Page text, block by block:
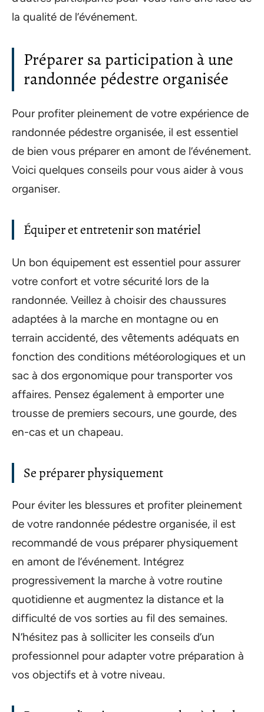
la qualité de l’événement.
Préparer sa participation à une
randonnée pédestre organisée
Pour profiter pleinement de votre expérience de
randonnée pédestre organisée, il est essentiel
de bien vous préparer en amont de l’événement.
Voici quelques conseils pour vous aider à vous
organiser.
Équiper et entretenir son matériel
Un bon équipement est essentiel pour assurer
votre confort et votre sécurité lors de la
randonnée. Veillez à choisir des chaussures
adaptées à la marche en montagne ou en
terrain accidenté, des vêtements adéquats en
fonction des conditions météorologiques et un
sac à dos ergonomique pour transporter vos
affaires. Pensez également à emporter une
trousse de premiers secours, une gourde, des
en-cas et un chapeau.
Se préparer physiquement
Pour éviter les blessures et profiter pleinement
de votre randonnée pédestre organisée, il est
recommandé de vous préparer physiquement
en amont de l’événement. Intégrez
progressivement la marche à votre routine
quotidienne et augmentez la distance et la
difficulté de vos sorties au fil des semaines.
N’hésitez pas à solliciter les conseils d’un
professionnel pour adapter votre préparation à
vos objectifs et à votre niveau.